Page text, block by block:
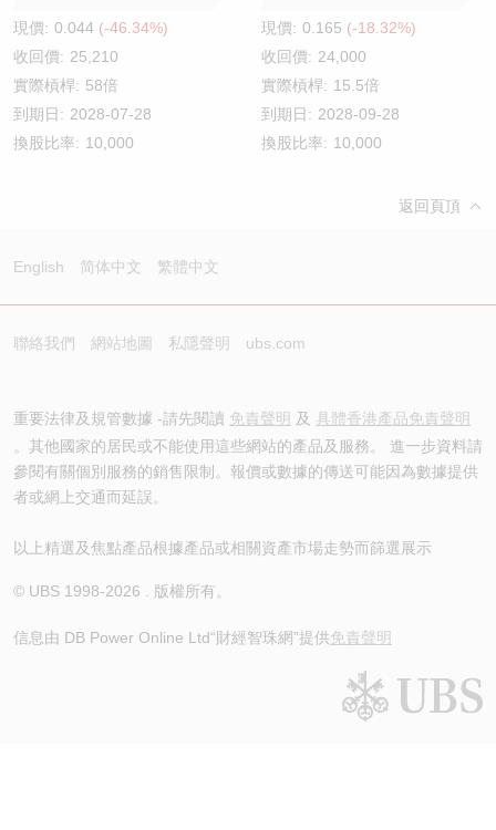
現價: 0.044 (-46.34%)
收回價: 25,210
實際槓桿: 58倍
到期日: 2028-07-28
換股比率: 10,000
現價: 0.165 (-18.32%)
收回價: 24,000
實際槓桿: 15.5倍
到期日: 2028-09-28
換股比率: 10,000
返回頁頂
English 简体中文 繁體中文
聯絡我們 網站地圖 私隱聲明 ubs.com
重要法律及規管數據 -請先閱讀 免責聲明 及 具體香港產品免責聲明
。其他國家的居民或不能使用這些網站的產品及服務。 進一步資料請
參閱有關個別服務的銷售限制。報價或數據的傳送可能因為數據提供
者或網上交通而延誤。
以上精選及焦點產品根據產品或相關資產市場走勢而篩選展示
© UBS 1998-2026 . 版權所有。
信息由 DB Power Online Ltd“財經智珠網”提供免責聲明